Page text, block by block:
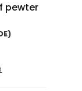
pewter